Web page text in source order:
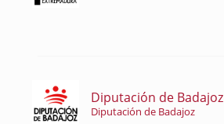
Diputación de Badajoz
Diputación de Badajoz